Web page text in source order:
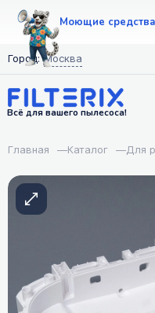
Моющие средства
Город: Москва
Всё для вашего пылесоса!
Главная —Каталог —Для